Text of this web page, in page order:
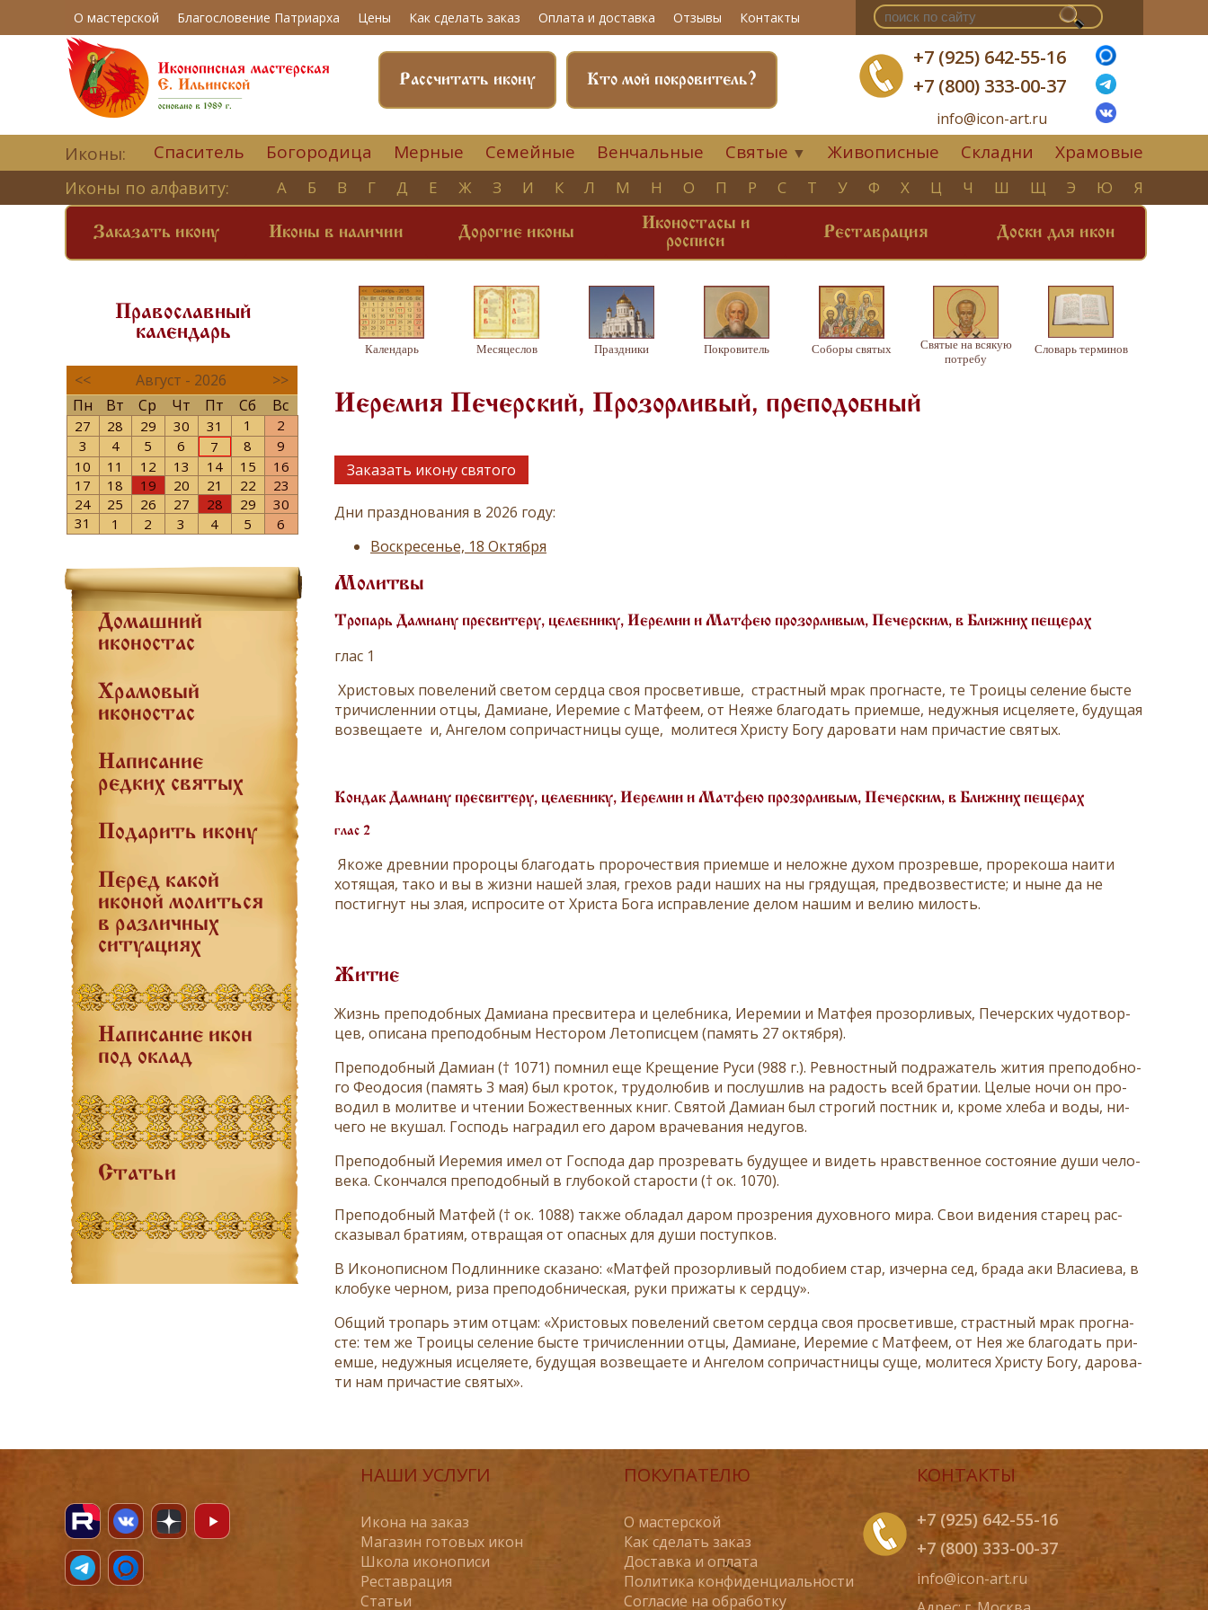
О мастерской Благословение Патриарха Цены Как сделать заказ Оплата и доставка Отзывы Контакты
+7 (925) 642-55-16
+7 (800) 333-00-37
info@icon-art.ru
Кто мой покровитель?
Рассчитать икону
Иконы: Спаситель Богородица Мерные Семейные Венчальные Святые ▼ Живописные Складни Храмовые
Иконы по алфавиту: А Б В Г Д Е Ж З И К Л М Н О П Р С Т У Ф Х Ц Ч Ш Щ Э Ю Я
Заказать икону Иконы в наличии Дорогие иконы
Иконостасы и
росписи
Реставрация Доски для икон
Православный
календарь
<< Август - 2026
>>
Пн
Вт Ср Чт Пт Сб Вс
27 28 29 30 31 1
2
3
4 5 6 7 8
9
10
11 12 13 14 15
16
17
18 19 20 21 22
23
24
25 26 27 28 29
30
31
1 2 3 4 5 6
Домашний
иконостас
Храмовый
иконостас
Написание
редких святых
Подарить икону
Перед какой
иконой молиться
в различных
ситуациях
Написание икон
под оклад
Статьи
Календарь Месяцеслов Праздники Покровитель Соборы святых
Святые на всякую
потребу
Словарь терминов
Иеремия Печерский, Прозорливый, преподобный
Заказать икону святого
Дни празднования в 2026 году:
Воскресенье, 18 Октября
Молитвы
Тропарь Дамиану пресвитеру, целебнику, Иеремии и Матфею прозорливым, Печерским, в Ближних пещерах
глас 1
Христовых повелений светом сердца своя просветивше, страстный мрак прогнасте, те Троицы селение бысте
тричисленнии отцы, Дамиане, Иеремие с Матфеем, от Неяже благодать приемше, недужныя исцеляете, будущая
возвещаете и, Ангелом сопричастницы суще, молитеся Христу Богу даровати нам причастие святых.
Кондак Дамиану пресвитеру, целебнику, Иеремии и Матфею прозорливым, Печерским, в Ближних пещерах
глас 2
Якоже древнии пророцы благодать пророчествия приемше и неложне духом прозревше, прорекоша наити
хотящая, тако и вы в жизни нашей злая, грехов ради наших на ны грядущая, предвозвестисте; и ныне да не
постигнут ны злая, испросите от Христа Бога исправление делом нашим и велию милость.
Житие
Жизнь пре­по­доб­ных Да­ми­а­на пре­сви­те­ра и це­леб­ни­ка, Иере­мии и Мат­фея про­зор­ли­вых, Пе­чер­ских чу­до­твор­
цев, опи­са­на пре­по­доб­ным Несто­ром Ле­то­пис­цем (па­мять 27 ок­тяб­ря).
Пре­по­доб­ный Да­ми­ан († 1071) пом­нил еще Кре­ще­ние Ру­си (988 г.). Рев­ност­ный под­ра­жа­тель жи­тия пре­по­доб­но­
го Фе­о­до­сия (па­мять 3 мая) был кро­ток, тру­до­лю­бив и по­слуш­лив на ра­дость всей бра­тии. Це­лые но­чи он про­
во­дил в мо­лит­ве и чте­нии Бо­же­ствен­ных книг. Свя­той Да­ми­ан был стро­гий пост­ник и, кро­ме хле­ба и во­ды, ни­
че­го не вку­шал. Гос­подь на­гра­дил его да­ром вра­че­ва­ния неду­гов.
Пре­по­доб­ный Иере­мия имел от Гос­по­да дар про­зре­вать бу­ду­щее и ви­деть нрав­ствен­ное со­сто­я­ние ду­ши че­ло­
ве­ка. Скон­чал­ся пре­по­доб­ный в глу­бо­кой ста­ро­сти († ок. 1070).
Пре­по­доб­ный Мат­фей († ок. 1088) так­же об­ла­дал да­ром про­зре­ния ду­хов­но­го ми­ра. Свои ви­де­ния ста­рец рас­
ска­зы­вал бра­ти­ям, от­вра­щая от опас­ных для ду­ши по­ступ­ков.
В Ико­но­пис­ном Под­лин­ни­ке ска­за­но: «Мат­фей про­зор­ли­вый по­до­би­ем стар, из­чер­на сед, бра­да аки Вла­си­е­ва, в
кло­бу­ке чер­ном, ри­за пре­по­доб­ни­че­ская, ру­ки при­жа­ты к серд­цу».
Об­щий тро­парь этим от­цам: «Хри­сто­вых по­ве­ле­ний све­том серд­ца своя про­све­тив­ше, страст­ный мрак про­гна­
сте: тем же Тро­и­цы се­ле­ние бысте три­чис­лен­нии от­цы, Да­ми­ане, Иере­мие с Мат­фе­ем, от Нея же бла­го­дать при­
ем­ше, недуж­ныя ис­це­ля­е­те, бу­ду­щая воз­ве­ща­е­те и Ан­ге­лом со­при­част­ни­цы су­ще, мо­ли­те­ся Хри­сту Бо­гу, да­ро­ва­
ти нам при­ча­стие свя­тых».
НАШИ УСЛУГИ
Икона на заказ
Магазин готовых икон
Школа иконописи
Реставрация
Статьи
ПОКУПАТЕЛЮ
О мастерской
Как сделать заказ
Доставка и оплата
Политика конфиденциальности
Согласие на обработку
КОНТАКТЫ
+7 (925) 642-55-16
+7 (800) 333-00-37
info@icon-art.ru